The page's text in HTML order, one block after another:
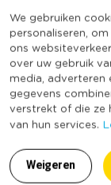
We gebruiken
personaliseren,
ons
over uw gebruik
media, adverteren
gegevens
verstrekt of die ze
van hun services.
Weigeren
gezellige avond
ontspannen sfeer
Xenos B.V,
Online Only
Materiaal
Diameter (cm)
Producthoogte
Kleur